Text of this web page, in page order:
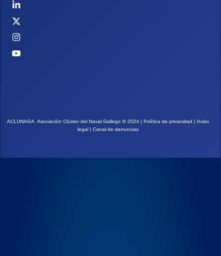
ACLUNAGA. Asociación Clúster del Naval Gallego ©2024 | Política de privacidad
Aviso
legal
Canal de denuncias